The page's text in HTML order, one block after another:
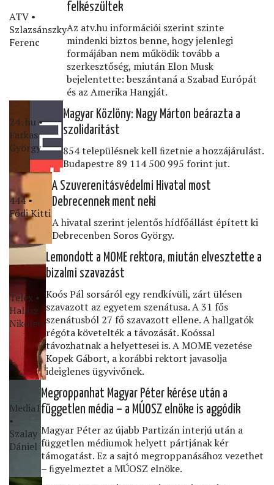
ATV •
Szlazsánszky
Ferenc
felkészültek
Az atv.hu információi szerint szinte
mindenki biztos benne, hogy jelenlegi
formájában nem működik tovább a
szerkesztőség, miután Elon Musk
bejelentette: beszántaná a Szabad Európát
és az Amerika Hangját.
24․hu •
Farkas
György
Magyar Közlöny: Nagy Márton beárazta a
szolidaritást
854 településnek kell ﬁzetnie a hozzájárulást.
Budapestre 89 114 500 995 forint jut.
444 •
Fődi Kitti
A Szuverenitásvédelmi Hivatal most
Debrecennek ment neki
A hivatal szerint jelentős hídfőállást épített ki
Debrecenben Soros György.
Telex •
Halász
Nikolett
Lemondott a MOME rektora, miután elvesztette a
bizalmi szavazást
Koós Pál sorsáról egy rendkívüli, zárt ülésen
szavazott az egyetem szenátusa. A 31 fős
szenátusból 27 fő szavazott ellene. A hallgatók
régóta követelték a távozását. Koóssal
távozhatnak a helyettesei is. A MOME vezetése
Kopek Gábort, a korábbi rektort javasolja
ideiglenes ügyvivőnek.
Media1
•
Szalay
Dániel
Megroppanhat Magyar Péter kérése után a
független média – a MÚOSZ elnöke is aggódik
Magyar Péter az újabb Partizán interjú után a
független médiumok helyett pártjának kér
támogatást. Ez a sajtó megroppanásához vezethet
– ﬁgyelmeztet a MÚOSZ elnöke.